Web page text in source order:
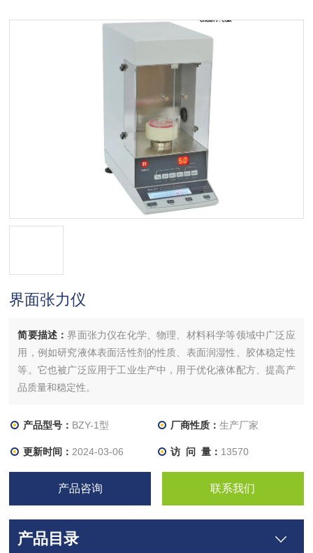
界面张力仪
简要描述：界面张力仪在化学、物理、材料科学等领域中广泛应
用，例如研究液体表面活性剂的性质、表面润湿性、胶体稳定性
等。它也被广泛应用于工业生产中，用于优化液体配方、提高产
品质量和稳定性。
产品型号： BZY-1型 厂商性质： 生产厂家
更新时间： 2024-03-06 访 问 量： 13570
产品咨询 联系我们
产品目录